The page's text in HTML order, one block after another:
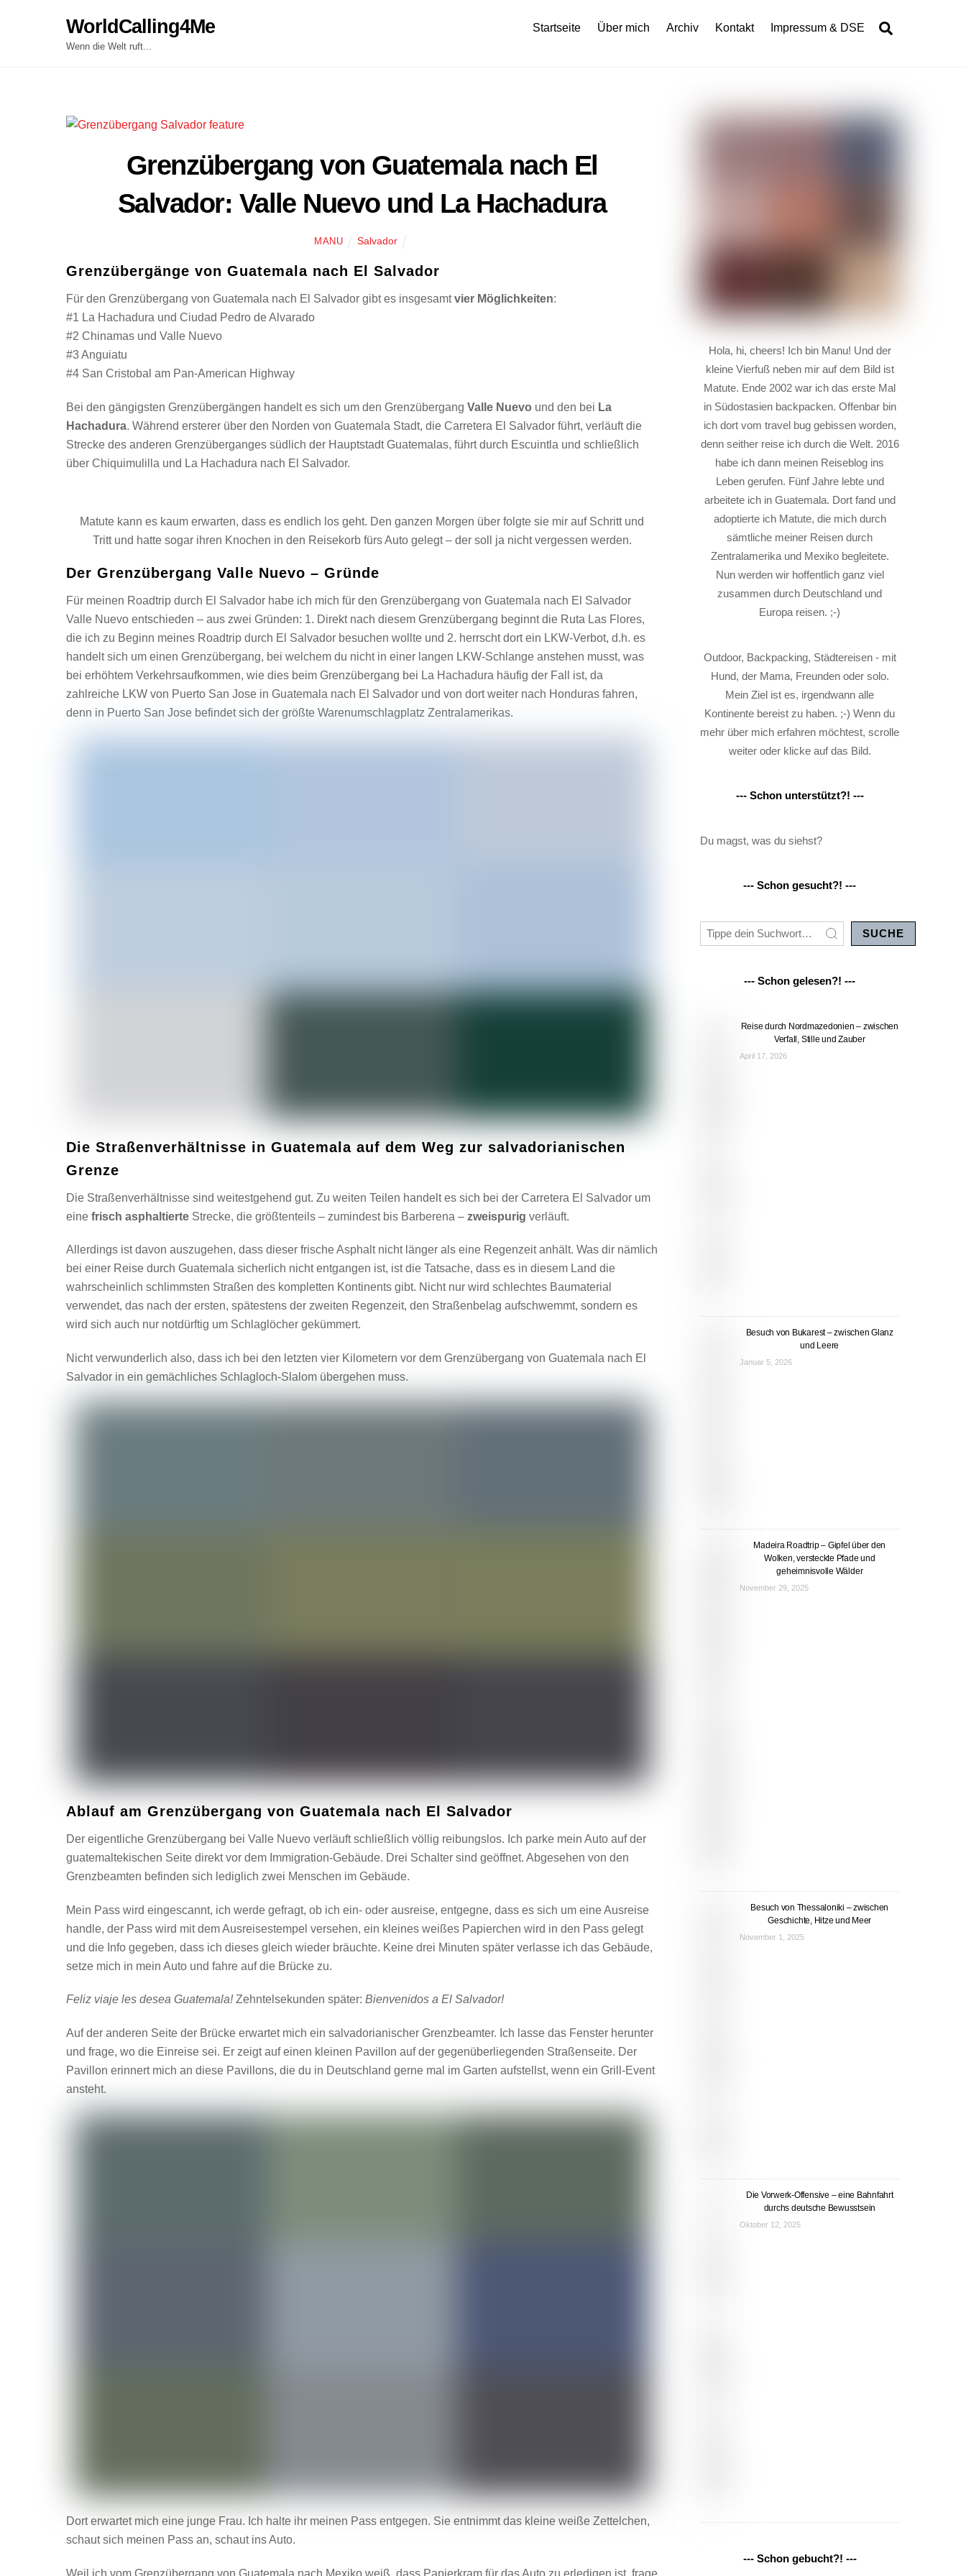
WorldCalling4Me
Wenn die Welt ruft...
Startseite Über mich Archiv Kontakt Impressum & DSE
Grenzübergang von Guatemala nach El
Salvador: Valle Nuevo und La Hachadura
MANU Salvador
Grenzübergänge von Guatemala nach El Salvador
Für den Grenzübergang von Guatemala nach El Salvador gibt es insgesamtvier Möglichkeiten:
#1 La Hachadura und Ciudad Pedro de Alvarado
#2 Chinamas und Valle Nuevo
#3 Anguiatu
#4 San Cristobal am Pan-American Highway
Bei den gängigsten Grenzübergängen handelt es sich um den Grenzübergang Valle Nuevo und den bei La
Hachadura. Während ersterer über den Norden von Guatemala Stadt, die Carretera El Salvador führt, verläuft die
Strecke des anderen Grenzüberganges südlich der Hauptstadt Guatemalas, führt durch Escuintla und schließlich
über Chiquimulilla und La Hachadura nach El Salvador.
Matute kann es kaum erwarten, dass es endlich los geht. Den ganzen Morgen über folgte sie mir auf Schritt und
Tritt und hatte sogar ihren Knochen in den Reisekorb fürs Auto gelegt – der soll ja nicht vergessen werden.
Der Grenzübergang Valle Nuevo – Gründe
Für meinen Roadtrip durch El Salvador habe ich mich für den Grenzübergang von Guatemala nach El Salvador
Valle Nuevo entschieden – aus zwei Gründen: 1. Direkt nach diesem Grenzübergang beginnt die Ruta Las Flores,
die ich zu Beginn meines Roadtrip durch El Salvador besuchen wollte und 2. herrscht dort ein LKW-Verbot, d.h. es
handelt sich um einen Grenzübergang, bei welchem du nicht in einer langen LKW-Schlange anstehen musst, was
bei erhöhtem Verkehrsaufkommen, wie dies beim Grenzübergang bei La Hachadura häufig der Fall ist, da
zahlreiche LKW von Puerto San Jose in Guatemala nach El Salvador und von dort weiter nach Honduras fahren,
denn in Puerto San Jose befindet sich der größte Warenumschlagplatz Zentralamerikas.
Die Straßenverhältnisse in Guatemala auf dem Weg zur salvadorianischen
Grenze
Die Straßenverhältnisse sind weitestgehend gut. Zu weiten Teilen handelt es sich bei der Carretera El Salvador um
eine frisch asphaltierte Strecke, die größtenteils – zumindest bis Barberena – zweispurig verläuft.
Allerdings ist davon auszugehen, dass dieser frische Asphalt nicht länger als eine Regenzeit anhält. Was dir nämlich
bei einer Reise durch Guatemala sicherlich nicht entgangen ist, ist die Tatsache, dass es in diesem Land die
wahrscheinlich schlimmsten Straßen des kompletten Kontinents gibt. Nicht nur wird schlechtes Baumaterial
verwendet, das nach der ersten, spätestens der zweiten Regenzeit, den Straßenbelag aufschwemmt, sondern es
wird sich auch nur notdürftig um Schlaglöcher gekümmert.
Nicht verwunderlich also, dass ich bei den letzten vier Kilometern vor dem Grenzübergang von Guatemala nach El
Salvador in ein gemächliches Schlagloch-Slalom übergehen muss.
Ablauf am Grenzübergang von Guatemala nach El Salvador
Der eigentliche Grenzübergang bei Valle Nuevo verläuft schließlich völlig reibungslos. Ich parke mein Auto auf der
guatemaltekischen Seite direkt vor dem Immigration-Gebäude. Drei Schalter sind geöffnet. Abgesehen von den
Grenzbeamten befinden sich lediglich zwei Menschen im Gebäude.
Mein Pass wird eingescannt, ich werde gefragt, ob ich ein- oder ausreise, entgegne, dass es sich um eine Ausreise
handle, der Pass wird mit dem Ausreisestempel versehen, ein kleines weißes Papierchen wird in den Pass gelegt
und die Info gegeben, dass ich dieses gleich wieder bräuchte. Keine drei Minuten später verlasse ich das Gebäude,
setze mich in mein Auto und fahre auf die Brücke zu.
Feliz viaje les desea Guatemala!Zehntelsekunden später: Bienvenidos a El Salvador!
Auf der anderen Seite der Brücke erwartet mich ein salvadorianischer Grenzbeamter. Ich lasse das Fenster herunter
und frage, wo die Einreise sei. Er zeigt auf einen kleinen Pavillon auf der gegenüberliegenden Straßenseite. Der
Pavillon erinnert mich an diese Pavillons, die du in Deutschland gerne mal im Garten aufstellst, wenn ein Grill-Event
ansteht.
Dort erwartet mich eine junge Frau. Ich halte ihr meinen Pass entgegen. Sie entnimmt das kleine weiße Zettelchen,
schaut sich meinen Pass an, schaut ins Auto.
Weil ich vom Grenzübergang von Guatemala nach Mexiko weiß, dass Papierkram für das Auto zu erledigen ist, frage
Hola, hi, cheers! Ich bin Manu! Und der
kleine Vierfuß neben mir auf dem Bild ist
Matute. Ende 2002 war ich das erste Mal
in Südostasien backpacken. Offenbar bin
ich dort vom travel bug gebissen worden,
denn seither reise ich durch die Welt. 2016
habe ich dann meinen Reiseblog ins
Leben gerufen. Fünf Jahre lebte und
arbeitete ich in Guatemala. Dort fand und
adoptierte ich Matute, die mich durch
sämtliche meiner Reisen durch
Zentralamerika und Mexiko begleitete.
Nun werden wir hoffentlich ganz viel
zusammen durch Deutschland und
Europa reisen. ;-)
Outdoor, Backpacking, Städtereisen - mit
Hund, der Mama, Freunden oder solo.
Mein Ziel ist es, irgendwann alle
Kontinente bereist zu haben. ;-) Wenn du
mehr über mich erfahren möchtest, scrolle
weiter oder klicke auf das Bild.
--- Schon unterstützt?! ---
Du magst, was du siehst?
--- Schon gesucht?! ---
SUCHE
--- Schon gelesen?! ---
Reise durch Nordmazedonien – zwischen
Verfall, Stille und Zauber
April 17, 2026
Besuch von Bukarest – zwischen Glanz
und Leere
Januar 5, 2026
Madeira Roadtrip – Gipfel über den
Wolken, versteckte Pfade und
geheimnisvolle Wälder
November 29, 2025
Besuch von Thessaloniki – zwischen
Geschichte, Hitze und Meer
November 1, 2025
Die Vorwerk-Offensive – eine Bahnfahrt
durchs deutsche Bewusstsein
Oktober 12, 2025
--- Schon gebucht?! ---